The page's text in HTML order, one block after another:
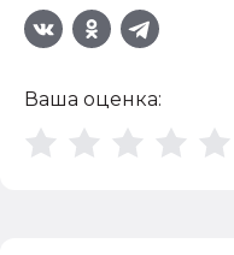
Ваша оценка: